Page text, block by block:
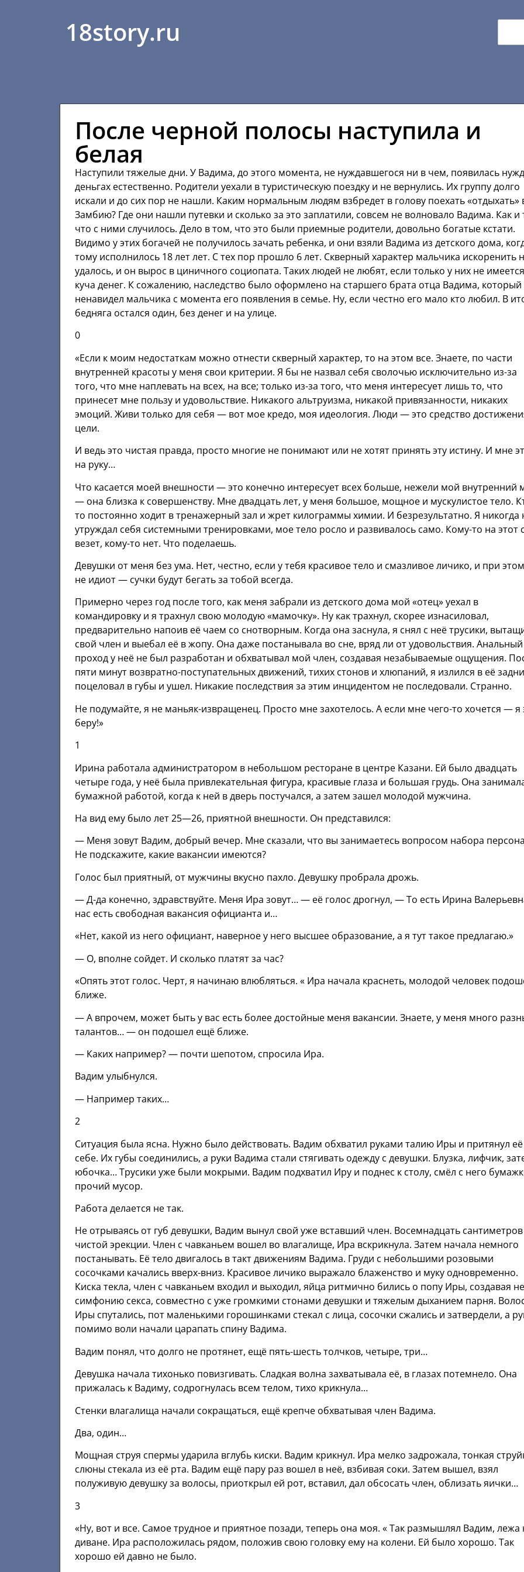
18story.ru
После черной полосы наступила и
белая
Наступили тяжелые дни. У Вадима, до этого момента, не нуждавшегося ни в чем, появилась
деньгах естественно. Родители уехали в туристическую поездку и не вернулись. Их группу долго
искали и до сих пор не нашли. Каким нормальным людям взбредет в голову поехать «отдыхать»
Замбию? Где они нашли путевки и сколько за это заплатили, совсем не волновало Вадима. Как и
что с ними случилось. Дело в том, что это были приемные родители, довольно богатые кстати.
Видимо у этих богачей не получилось зачать ребенка, и они взяли Вадима из детского дома,
тому исполнилось 18 лет лет. С тех пор прошло 6 лет. Скверный характер мальчика искоренить
удалось, и он вырос в циничного социопата. Таких людей не любят, если только у них не имеется
куча денег. К сожалению, наследство было оформлено на старшего брата отца Вадима, который
ненавидел мальчика с момента его появления в семье. Ну, если честно его мало кто любил. В
бедняга остался один, без денег и на улице.
0
«Если к моим недостаткам можно отнести скверный характер, то на этом все. Знаете, по части
внутренней красоты у меня свои критерии. Я бы не назвал себя сволочью исключительно из-за
того, что мне наплевать на всех, на все; только из-за того, что меня интересует лишь то, что
принесет мне пользу и удовольствие. Никакого альтруизма, никакой привязанности, никаких
эмоций. Живи только для себя — вот мое кредо, моя идеология. Люди — это средство
цели.
И ведь это чистая правда, просто многие не понимают или не хотят принять эту истину. И мне
на руку…
Что касается моей внешности — это конечно интересует всех больше, нежели мой внутренний
— она близка к совершенству. Мне двадцать лет, у меня большое, мощное и мускулистое тело.
то постоянно ходит в тренажерный зал и жрет килограммы химии. И безрезультатно. Я никогда
утруждал себя системными тренировками, мое тело росло и развивалось само. Кому-то на этот
везет, кому-то нет. Что поделаешь.
Девушки от меня без ума. Нет, честно, если у тебя красивое тело и смазливое личико, и при
не идиот — сучки будут бегать за тобой всегда.
Примерно через год после того, как меня забрали из детского дома мой «отец» уехал в
командировку и я трахнул свою молодую «мамочку». Ну как трахнул, скорее изнасиловал,
предварительно напоив её чаем со снотворным. Когда она заснула, я снял с неё трусики,
свой член и выебал её в жопу. Она даже постанывала во сне, вряд ли от удовольствия. Анальный
проход у неё не был разработан и обхватывал мой член, создавая незабываемые ощущения.
пяти минут возвратно-поступательных движений, тихих стонов и хлюпаний, я излился в её
поцеловал в губы и ушел. Никакие последствия за этим инцидентом не последовали. Странно.
Не подумайте, я не маньяк-извращенец. Просто мне захотелось. А если мне чего-то хочется — я
беру!»
1
Ирина работала администратором в небольшом ресторане в центре Казани. Ей было двадцать
четыре года, у неё была привлекательная фигура, красивые глаза и большая грудь. Она
бумажной работой, когда к ней в дверь постучался, а затем зашел молодой мужчина.
На вид ему было лет 25—26, приятной внешности. Он представился:
— Меня зовут Вадим, добрый вечер. Мне сказали, что вы занимаетесь вопросом набора
Не подскажите, какие вакансии имеются?
Голос был приятный, от мужчины вкусно пахло. Девушку пробрала дрожь.
— Д-да конечно, здравствуйте. Меня Ира зовут… — её голос дрогнул, — То есть Ирина
нас есть свободная вакансия официанта и…
«Нет, какой из него официант, наверное у него высшее образование, а я тут такое предлагаю.»
— О, вполне сойдет. И сколько платят за час?
«Опять этот голос. Черт, я начинаю влюбляться. « Ира начала краснеть, молодой человек
ближе.
— А впрочем, может быть у вас есть более достойные меня вакансии. Знаете, у меня много
талантов… — он подошел ещё ближе.
— Каких например? — почти шепотом, спросила Ира.
Вадим улыбнулся.
— Например таких…
2
Ситуация была ясна. Нужно было действовать. Вадим обхватил руками талию Иры и притянул её
себе. Их губы соединились, а руки Вадима стали стягивать одежду с девушки. Блузка, лифчик,
юбочка… Трусики уже были мокрыми. Вадим подхватил Иру и поднес к столу, смёл с него
прочий мусор.
Работа делается не так.
Не отрываясь от губ девушки, Вадим вынул свой уже вставший член. Восемнадцать сантиметров
чистой эрекции. Член с чавканьем вошел во влагалище, Ира вскрикнула. Затем начала немного
постанывать. Её тело двигалось в такт движениям Вадима. Груди с небольшими розовыми
сосочками качались вверх-вниз. Красивое личико выражало блаженство и муку одновременно.
Киска текла, член с чавканьем входил и выходил, яйца ритмично бились о попу Иры, создавая
симфонию секса, совместно с уже громкими стонами девушки и тяжелым дыханием парня.
Иры спутались, пот маленькими горошинками стекал с лица, сосочки сжались и затвердели, а
помимо воли начали царапать спину Вадима.
Вадим понял, что долго не протянет, ещё пять-шесть толчков, четыре, три…
Девушка начала тихонько повизгивать. Сладкая волна захватывала её, в глазах потемнело. Она
прижалась к Вадиму, содрогнулась всем телом, тихо крикнула…
Стенки влагалища начали сокращаться, ещё крепче обхватывая член Вадима.
Два, один…
Мощная струя спермы ударила вглубь киски. Вадим крикнул. Ира мелко задрожала, тонкая
слюны стекала из её рта. Вадим ещё пару раз вошел в неё, взбивая соки. Затем вышел, взял
полуживую девушку за волосы, приоткрыл ей рот, вставил, дал обсосать член, облизать яички…
3
«Ну, вот и все. Самое трудное и приятное позади, теперь она моя. « Так размышлял Вадим, лежа
диване. Ира расположилась рядом, положив свою головку ему на колени. Ей было хорошо. Так
хорошо ей давно не было.